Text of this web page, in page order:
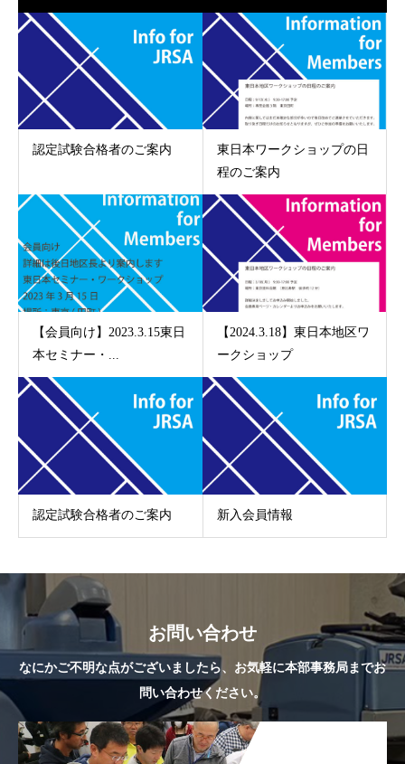
認定試験合格者のご案内
東日本ワークショップの日
程のご案内
【会員向け】2023.3.15東日
本セミナー・...
【2024.3.18】東日本地区ワ
ークショップ
認定試験合格者のご案内 新入会員情報
お問い合わせ
なにかご不明な点がございましたら、お気軽に本部事務局までお
問い合わせください。